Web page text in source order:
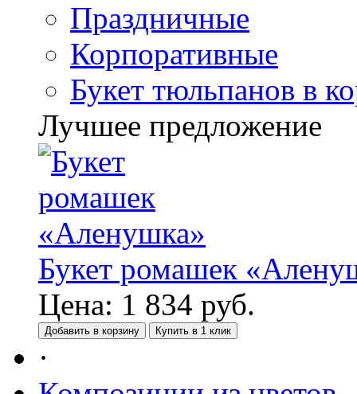
Праздничные
Корпоративные
Букет тюльпанов в
Лучшее предложение
Букет ромашек
Цена: 1 834 руб.
Добавить в корзину Купить в 1 клик
·